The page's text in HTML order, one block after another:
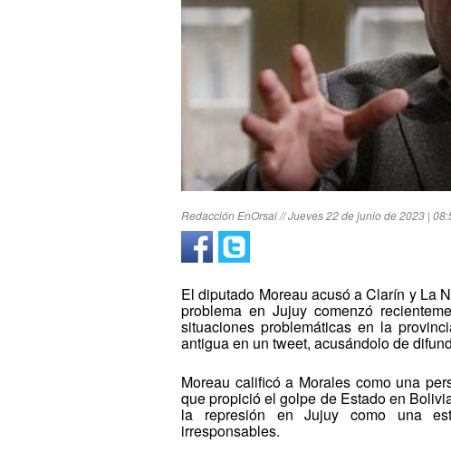
Redacción EnOrsai // Jueves 22 de junio de 2023 |
El diputado Moreau acusó a Clarín y La
problema en Jujuy comenzó
situaciones problemáticas en la
antigua en un tweet, acusándolo de
Moreau calificó a Morales como una
que propició el golpe de Estado en
la represión en Jujuy como una
irresponsables.